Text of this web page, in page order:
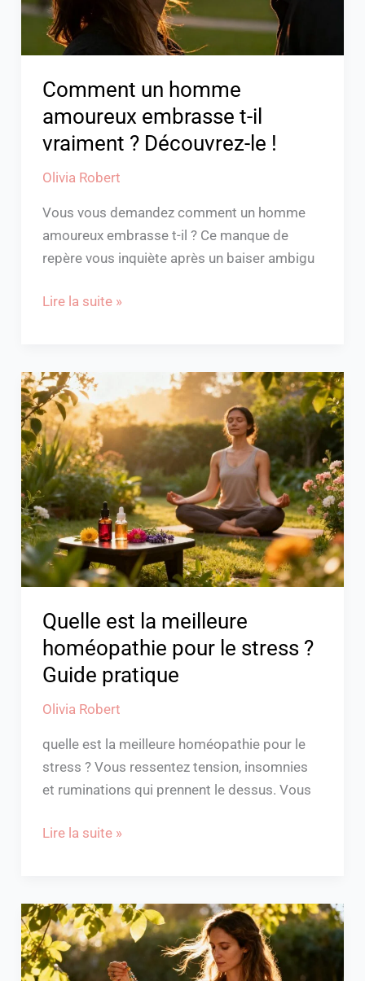
Comment un homme
amoureux embrasse t-il
vraiment ? Découvrez-le !
Olivia Robert
Vous vous demandez comment un homme
amoureux embrasse t-il ? Ce manque de
repère vous inquiète après un baiser ambigu
vraiment
?
Découvrez-
le
Lire la suite »
Quelle est la meilleure
homéopathie pour le stress ?
Guide pratique
Olivia Robert
quelle est la meilleure homéopathie pour le
stress ? Vous ressentez tension, insomnies
et ruminations qui prennent le dessus. Vous
Quelle
est
la
meilleure
homéopathie
pour
le
stress
?
Guide
pratique
Lire la suite »
Collier
qui
s’emmêle